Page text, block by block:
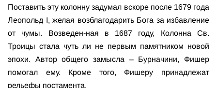
Поставить эту колонну задумал вскоре после 1679 года
Леопольд I, желая возблагодарить Бога за избавление
от чумы. Возведен-ная в 1687 году, Колонна Св.
Троицы стала чуть ли не первым памятником новой
эпохи. Автор общего замысла – Бурначини, Фишер
помогал ему. Кроме того, Фишеру принадлежат
рельефы постамента.